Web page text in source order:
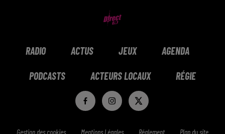
RADIO ACTUS JEUX AGENDA
PODCASTS ACTEURS LOCAUX RÉGIE
Gestion des cookies Mentions Légales Réglement Plan du site